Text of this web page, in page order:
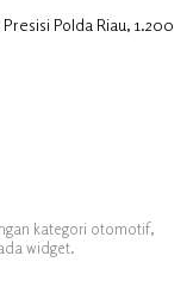
Polda Riau, 1.200
kategori otomotif,
widget.